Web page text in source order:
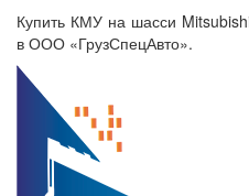
Купить КМУ на шасси
в ООО «ГрузСпецАвто».